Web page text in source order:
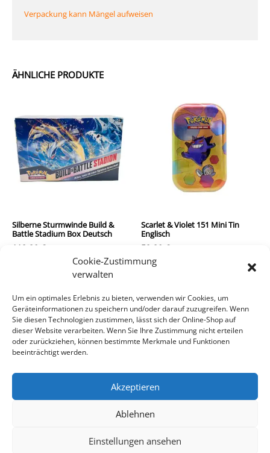
Cookie-Zustimmung
verwalten
Um ein optimales Erlebnis zu bieten, verwenden wir Cookies, um
Geräteinformationen zu speichern und/oder darauf zuzugreifen. Wenn
Sie diesen Technologien zustimmen, lässt sich der Online-Shop auf
dieser Website verarbeiten. Wenn Sie Ihre Zustimmung nicht erteilen
oder zurückziehen, können bestimmte Merkmale und Funktionen
beeinträchtigt werden.
Akzeptieren
Ablehnen
Einstellungen ansehen
ÄHNLICHE PRODUKTE
Silberne Sturmwinde Build &
Battle Stadium Box Deutsch
119,90 €
In den Warenkorb
Scarlet & Violet 151 Mini Tin
Englisch
59,90 €
inkl. MwSt.
In den Warenkorb
Verpackung kann Mängel aufweisen
Impressum/Kontakt
AGB